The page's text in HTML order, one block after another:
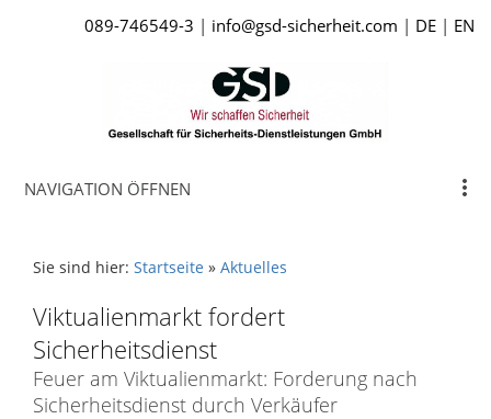
089-746549-3 | info@gsd-sicherheit.com | DE | EN
NAVIGATION ÖFFNEN
Sie sind hier: Startseite » Aktuelles
Viktualienmarkt fordert
Sicherheitsdienst
Feuer am Viktualienmarkt: Forderung nach
Sicherheitsdienst durch Verkäufer